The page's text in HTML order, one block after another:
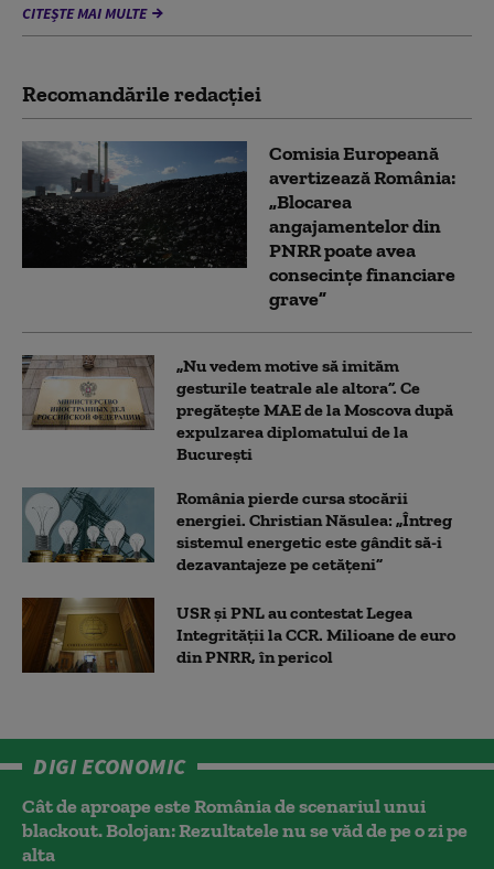
CITEȘTE MAI MULTE
Recomandările redacţiei
Comisia Europeană
avertizează România:
„Blocarea
angajamentelor din
PNRR poate avea
consecințe financiare
grave”
„Nu vedem motive să imităm
gesturile teatrale ale altora”. Ce
pregătește MAE de la Moscova după
expulzarea diplomatului de la
București
România pierde cursa stocării
energiei. Christian Năsulea: „Întreg
sistemul energetic este gândit să-i
dezavantajeze pe cetățeni”
USR și PNL au contestat Legea
Integrității la CCR. Milioane de euro
din PNRR, în pericol
DIGI ECONOMIC
Cât de aproape este România de scenariul unui
blackout. Bolojan: Rezultatele nu se văd de pe o zi pe
alta